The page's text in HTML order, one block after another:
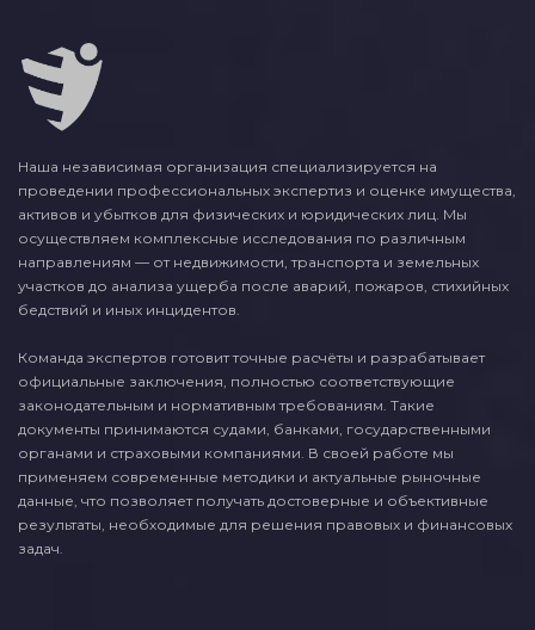
Наша независимая организация специализируется на
проведении профессиональных экспертиз и оценке имущества,
активов и убытков для физических и юридических лиц. Мы
осуществляем комплексные исследования по различным
направлениям — от недвижимости, транспорта и земельных
участков до анализа ущерба после аварий, пожаров, стихийных
бедствий и иных инцидентов.
Команда экспертов готовит точные расчёты и разрабатывает
официальные заключения, полностью соответствующие
законодательным и нормативным требованиям. Такие
документы принимаются судами, банками, государственными
органами и страховыми компаниями. В своей работе мы
применяем современные методики и актуальные рыночные
данные, что позволяет получать достоверные и объективные
результаты, необходимые для решения правовых и финансовых
задач.